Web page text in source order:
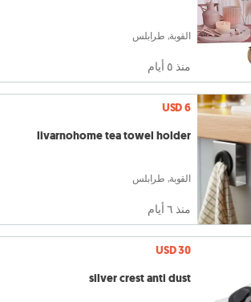
القوبة, طرابلس
منذ ٥ أيام
USD 6
livarnohome tea towel holder
القوبة, طرابلس
منذ ٦ أيام
USD 30
silver crest anti dust